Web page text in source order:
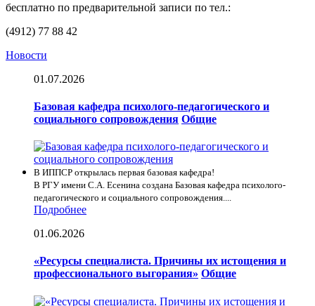
бесплатно по предварительной записи по тел.:
(4912) 77 88 42
Новости
01.07.2026
Базовая кафедра психолого-педагогического и
социального сопровождения Общие
В ИППСР открылась первая базовая кафедра!
В РГУ имени С.А. Есенина создана Базовая кафедра психолого-
педагогического и социального сопровождения....
Подробнее
01.06.2026
«Ресурсы специалиста. Причины их истощения и
профессионального выгорания» Общие